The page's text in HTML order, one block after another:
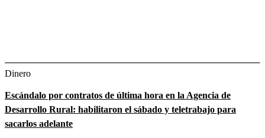
Dinero
Escándalo por contratos de última hora en la Agencia de
Desarrollo Rural: habilitaron el sábado y teletrabajo para
sacarlos adelante